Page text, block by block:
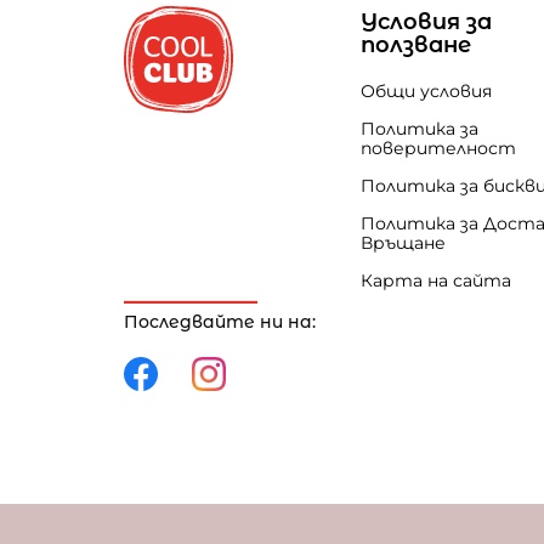
Последвайте ни на:
Условия за
ползване
Общи условия
Политика за
поверителност
Политика за
Политика за
Връщане
Карта на сайта